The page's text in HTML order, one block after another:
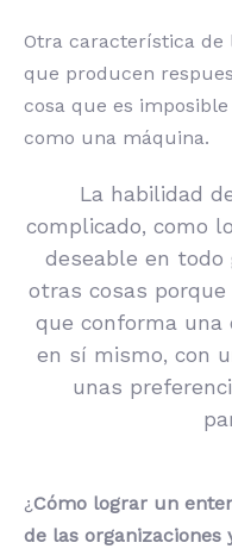
Otra característica de
que producen
cosa que es
como una máquina.
La habilidad
complicado, como
deseable en todo
otras cosas
que conforma una
en sí mismo, con
unas
¿Cómo lograr un
de las